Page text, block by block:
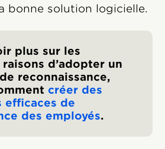
bonne solution logicielle.
plus sur les
d’adopter un
reconnaissance,
créer des
efficaces de
des employés.